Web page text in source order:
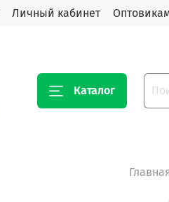
Личный кабинет
Каталог